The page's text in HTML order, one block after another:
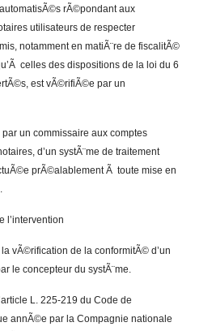
rÃ©pondant aux
utilisateurs de respecter
notamment en matiÃ¨re de fiscalitÃ©
celles des dispositions de la loi du 6
est vÃ©rifiÃ©e par un
un commissaire aux comptes
d’un systÃ¨me de traitement
prÃ©alablement Ã toute mise en
l’intervention
vÃ©rification de la conformitÃ© d’un
le concepteur du systÃ¨me.
L. 225-219 du Code de
annÃ©e par la Compagnie nationale